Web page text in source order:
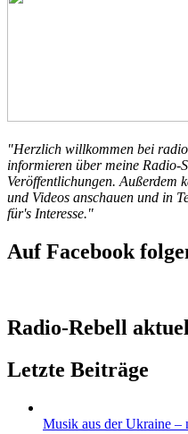
"Herzlich willkommen bei
informieren über meine Radio-
Veröffentlichungen. Außerdem
und Videos anschauen und in
für's Interesse."
Auf Facebook
Radio-Rebell
Letzte Beiträge
Musik aus der Ukraine –